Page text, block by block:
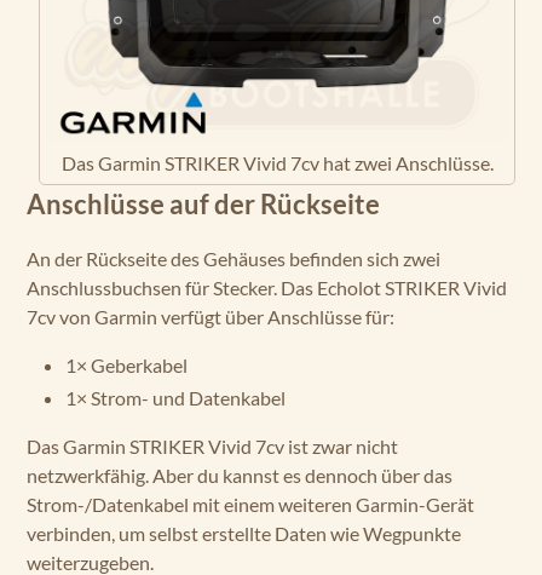
Das Garmin STRIKER Vivid 7cv hat zwei Anschlüsse.
Anschlüsse auf der Rückseite
An der Rückseite des Gehäuses befinden sich zwei
Anschlussbuchsen für Stecker. Das Echolot STRIKER Vivid
7cv von Garmin verfügt über Anschlüsse für:
1× Geberkabel
1× Strom- und Datenkabel
Das Garmin STRIKER Vivid 7cv ist zwar nicht
netzwerkfähig. Aber du kannst es dennoch über das
Strom-/Datenkabel mit einem weiteren Garmin-Gerät
verbinden, um selbst erstellte Daten wie Wegpunkte
weiterzugeben.